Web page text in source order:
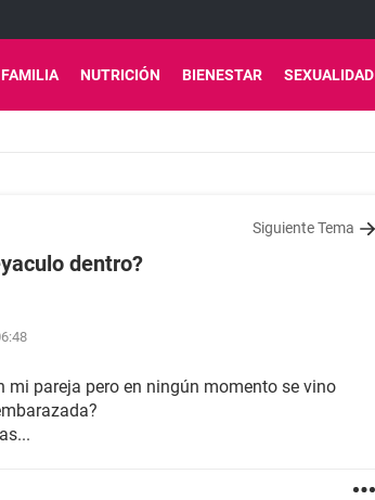
FAMILIA NUTRICIÓN BIENESTAR SEXUALIDAD
Siguiente Tema
dentro?
mi pareja pero en ningún momento se vino